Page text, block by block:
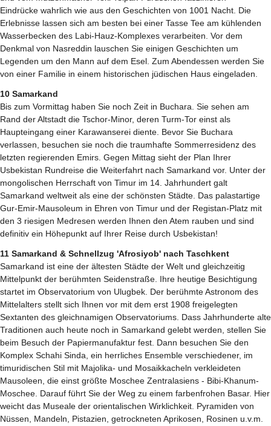
Eindrücke wahrlich wie aus den Geschichten von 1001 Nacht. Die
Erlebnisse lassen sich am besten bei einer Tasse Tee am kühlenden
Wasserbecken des Labi-Hauz-Komplexes verarbeiten. Vor dem
Denkmal von Nasreddin lauschen Sie einigen Geschichten um
Legenden um den Mann auf dem Esel. Zum Abendessen werden Sie
von einer Familie in einem historischen jüdischen Haus eingeladen.
10 Samarkand
Bis zum Vormittag haben Sie noch Zeit in Buchara. Sie sehen am
Rand der Altstadt die Tschor-Minor, deren Turm-Tor einst als
Haupteingang einer Karawanserei diente. Bevor Sie Buchara
verlassen, besuchen sie noch die traumhafte Sommerresidenz des
letzten regierenden Emirs. Gegen Mittag sieht der Plan Ihrer
Usbekistan Rundreise die Weiterfahrt nach Samarkand vor. Unter der
mongolischen Herrschaft von Timur im 14. Jahrhundert galt
Samarkand weltweit als eine der schönsten Städte. Das palastartige
Gur-Emir-Mausoleum in Ehren von Timur und der Registan-Platz mit
den 3 riesigen Medresen werden Ihnen den Atem rauben und sind
definitiv ein Höhepunkt auf Ihrer Reise durch Usbekistan!
11 Samarkand & Schnellzug 'Afrosiyob' nach Taschkent
Samarkand ist eine der ältesten Städte der Welt und gleichzeitig
Mittelpunkt der berühmten Seidenstraße. Ihre heutige Besichtigung
startet im Observatorium von Ulugbek. Der berühmte Astronom des
Mittelalters stellt sich Ihnen vor mit dem erst 1908 freigelegten
Sextanten des gleichnamigen Observatoriums. Dass Jahrhunderte alte
Traditionen auch heute noch in Samarkand gelebt werden, stellen Sie
beim Besuch der Papiermanufaktur fest. Dann besuchen Sie den
Komplex Schahi Sinda, ein herrliches Ensemble verschiedener, im
timuridischen Stil mit Majolika- und Mosaikkacheln verkleideten
Mausoleen, die einst größte Moschee Zentralasiens - Bibi-Khanum-
Moschee. Darauf führt Sie der Weg zu einem farbenfrohen Basar. Hier
weicht das Museale der orientalischen Wirklichkeit. Pyramiden von
Nüssen, Mandeln, Pistazien, getrockneten Aprikosen, Rosinen u.v.m.